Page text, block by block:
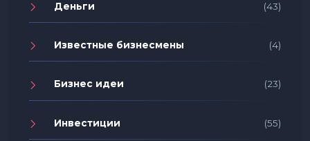
Деньги (43)
Известные бизнесмены (4)
Бизнес идеи (23)
Инвестиции (55)